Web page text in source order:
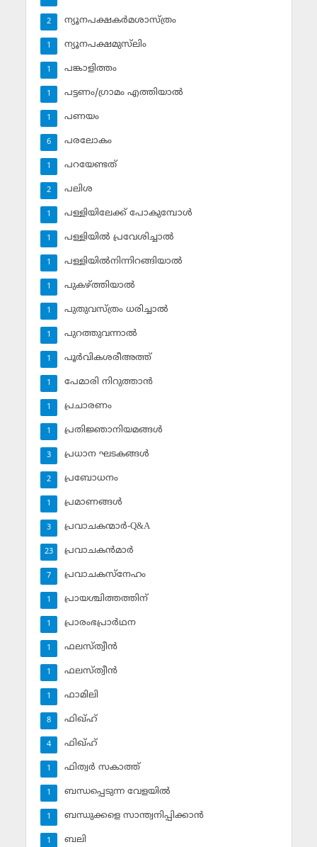
ന്യൂനപക്ഷകര്‍മശാസ്ത്രം
2
ന്യൂനപക്ഷമുസ്‌ലിം
1
പങ്കാളിത്തം
1
പട്ടണം/ഗ്രാമം എത്തിയാല്‍
1
പണയം
1
പരലോകം
6
പറയേണ്ടത്
1
പലിശ
2
പള്ളിയിലേക്ക് പോകുമ്പോള്‍
1
പള്ളിയില്‍ പ്രവേശിച്ചാല്‍
1
പള്ളിയില്‍നിന്നിറങ്ങിയാല്‍
1
പുകഴ്ത്തിയാല്‍
1
പുതുവസ്ത്രം ധരിച്ചാല്‍
1
പുറത്തുവന്നാല്‍
1
പൂര്‍വികശരീഅത്ത്
1
പേമാരി നിറുത്താന്‍
1
പ്രചാരണം
1
പ്രതിജ്ഞാനിയമങ്ങള്‍
1
പ്രധാന ഘടകങ്ങള്‍
3
പ്രബോധനം
2
പ്രമാണങ്ങള്‍
1
പ്രവാചകന്മാര്‍-Q&A
3
പ്രവാചകന്‍മാര്‍
23
പ്രവാചകസ്‌നേഹം
7
പ്രായശ്ചിത്തത്തിന്
1
പ്രാരംഭപ്രാര്‍ഥന
1
ഫലസ്ത്വീൻ
1
ഫലസ്ത്വീൻ
1
ഫാമിലി
1
ഫിഖ്ഹ്
8
ഫിഖ്ഹ്‌
4
ഫിത്വര്‍ സകാത്ത്‌
1
ബന്ധപ്പെടുന്ന വേളയില്‍
1
ബന്ധുക്കളെ സാന്ത്വനിപ്പിക്കാന്‍
1
ബലി
1